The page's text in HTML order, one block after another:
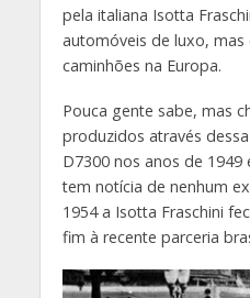
pela italiana Isotta
automóveis de luxo,
caminhões na Europa.
Pouca gente sabe, mas
produzidos através
D7300 nos anos de 1949
tem notícia de nenhum
1954 a Isotta Fraschini
fim à recente parceria